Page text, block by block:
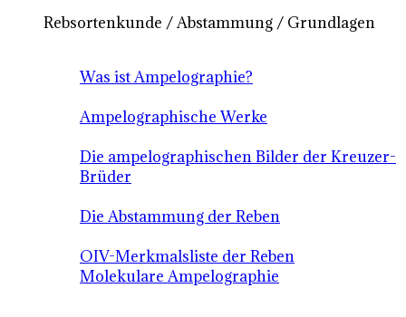
Rebsortenkunde / Abstammung / Grundlagen
Was ist Ampelographie?
Ampelographische Werke
Die ampelographischen Bilder der Kreuzer-
Brüder
Die Abstammung der Reben
OIV-Merkmalsliste der Reben
Molekulare Ampelographie